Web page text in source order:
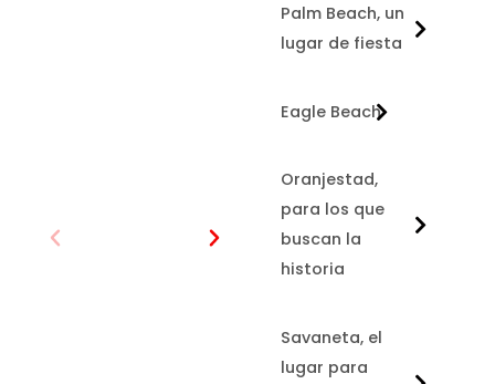
Palm Beach, un
lugar de fiesta
Eagle Beach
Oranjestad,
para los que
buscan la
historia
Savaneta, el
lugar para